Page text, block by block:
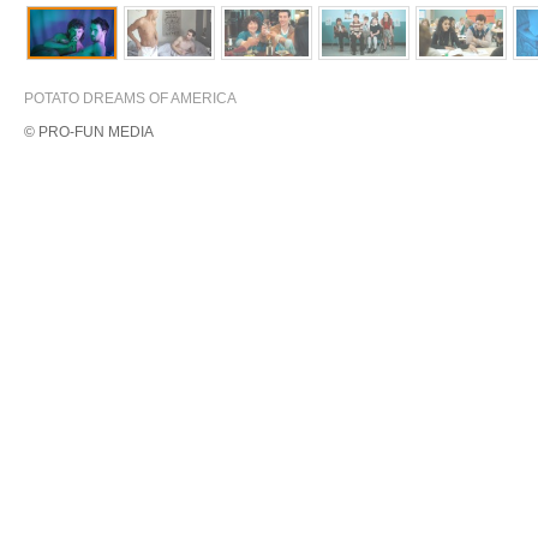
POTATO DREAMS OF AMERICA
© PRO-FUN MEDIA